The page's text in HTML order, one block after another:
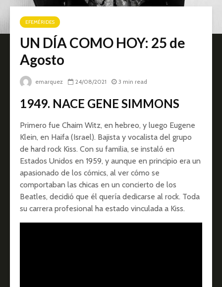
EFEMÉRIDES
UN DÍA COMO HOY: 25 de
Agosto
emarquez 24/08/2021 3 min read
1949. NACE GENE SIMMONS
Primero fue Chaim Witz, en hebreo, y luego Eugene
Klein, en Haifa (Israel). Bajista y vocalista del grupo
de hard rock Kiss. Con su familia, se instaló en
Estados Unidos en 1959, y aunque en principio era un
apasionado de los cómics, al ver cómo se
comportaban las chicas en un concierto de los
Beatles, decidió que él quería dedicarse al rock. Toda
su carrera profesional ha estado vinculada a Kiss.